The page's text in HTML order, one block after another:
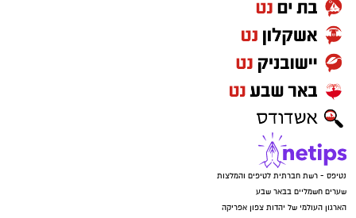
נטיפס - רשת חברתית לטיפים והמלצות
שערים חשמליים בבאר שבע
הארגון העולמי של יהדות צפון אפריקה